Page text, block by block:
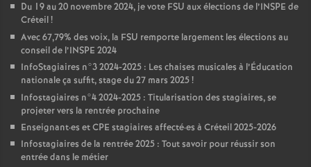
Du 19 au 20 novembre 2024, je vote FSU aux élections de l’INSPE de
Créteil!
Avec 67,79% des voix, la FSU remporte largement les élections au
conseil de l’INSPE 2024
InfoStagiaires n°3 2024-2025 : Les chaises musicales à l’Éducation
nationale ça suffit, stage du 27 mars 2025!
Infostagiaires n°4 2024-2025 : Titularisation des stagiaires, se
projeter vers la rentrée prochaine
Enseignant·es etCPE stagiaires affecté·es à Créteil 2025-2026
Infostagiaires de la rentrée 2025 : Tout savoir pour réussir son
entrée dans le métier